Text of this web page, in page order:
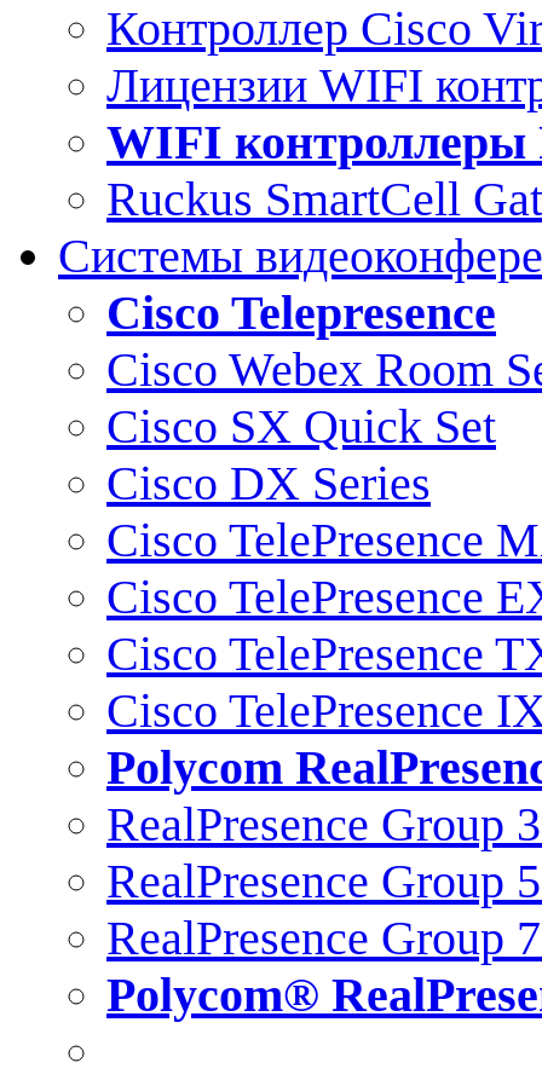
Контроллер Cisco
Лицензии WIFI
WIFI контроллеры
Ruckus SmartCell
Системы
Cisco Telepresence
Cisco Webex Room
Cisco SX Quick Set
Cisco DX Series
Cisco TelePresence
Cisco TelePresence
Cisco TelePresence
Cisco TelePresence
Polycom
RealPresence Group
RealPresence Group
RealPresence Group
Polycom®